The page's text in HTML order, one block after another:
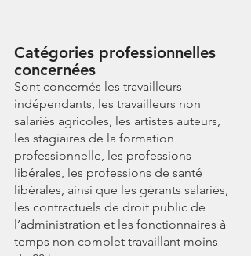
Catégories professionnelles
concernées
Sont concernés les travailleurs
indépendants, les travailleurs non
salariés agricoles, les artistes auteurs,
les stagiaires de la formation
professionnelle, les professions
libérales, les professions de santé
libérales, ainsi que les gérants salariés,
les contractuels de droit public de
l’administration et les fonctionnaires à
temps non complet travaillant moins